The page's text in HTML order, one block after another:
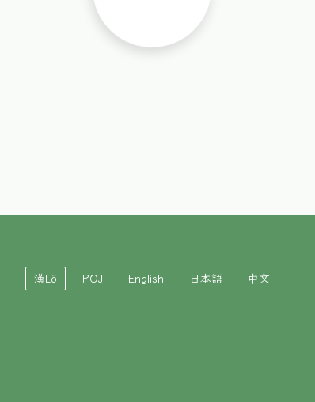
漢Lô POJ English 日本語 中文